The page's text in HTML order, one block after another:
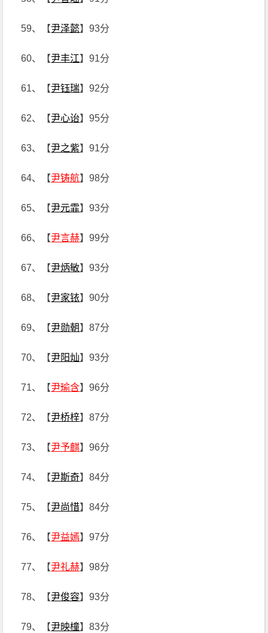
59、【尹泽懿】93分
60、【尹丰江】91分
61、【尹钰瑞】92分
62、【尹心诒】95分
63、【尹之紫】91分
64、【尹铸航】98分
65、【尹元霏】93分
66、【尹言赫】99分
67、【尹炳敏】93分
68、【尹家铱】90分
69、【尹勋朝】87分
70、【尹阳灿】93分
71、【尹瑜含】96分
72、【尹桥梓】87分
73、【尹予麒】96分
74、【尹斯奇】84分
75、【尹尚惜】84分
76、【尹益嫣】97分
77、【尹礼赫】98分
78、【尹俊容】93分
79、【尹映橦】83分